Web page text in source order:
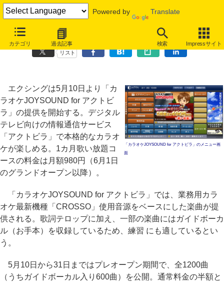
Powered by Translate
カテゴリ 過去記事 検索 Impressサイト
月額980円で歌い放題「カラオケJOYSOUND for アクトビラ」
リスト
「カラオケJOYSOUND for アクトビラ」のメニュー画
面
エクシングは5月10日より「カ
ラオケJOYSOUND for アクトビ
ラ」の提供を開始する。デジタル
テレビ向けの情報通信サービス
「アクトビラ」で本格的なカラオ
ケが楽しめる。1カ月歌い放題コ
ースの料金は月額980円（6月1日
のグランドオープン以降）。
「カラオケJOYSOUND for アクトビラ」では、業務用カラ
オケ最新機種「CROSSO」使用音源をベースにした楽曲が提
供される。歌詞テロップに加え、一部の楽曲にはガイドボーカ
ル（お手本）を収録しているため、練習 にも適しているとい
う。
5月10日から31日まではプレオープン期間で、全1200曲
（うちガイドボーカル入り600曲）を公開。通常料金の半額と